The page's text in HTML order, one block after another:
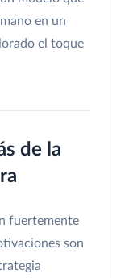
en un
el toque
de la
fuertemente
son